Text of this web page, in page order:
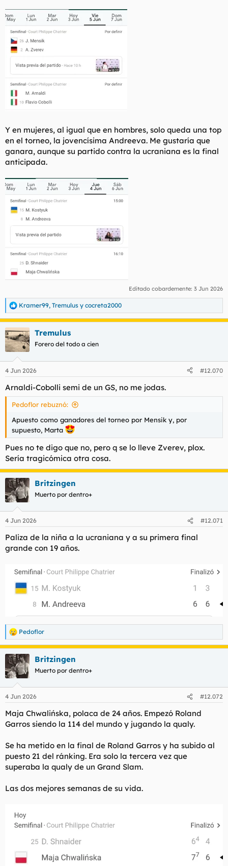
Y en mujeres, al igual que en hombres, solo queda una top
en el torneo, la jovencísima Andreeva. Me gustaría que
ganara, aunque su partido contra la ucraniana es la final
anticipada.
Editado cobardemente: 3 Jun 2026
R
e
a
c
c
i
e
:
Kramer99, Tremulus y cocreta2000
Tremulus
Forero del todo a cien
4 Jun 2026 #12.070
Arnaldi-Cobolli semi de un GS, no me jodas.
Pedoflor rebuznó:
Apuesto como ganadores del torneo por Mensik y, por
supuesto, Marta
Pues no te digo que no, pero q se lo lleve Zverev, plox.
Sería tragicómica otra cosa.
Britzingen
Muerto por dentro+
4 Jun 2026 #12.071
Paliza de la niña a la ucraniana y a su primera final
grande con 19 años.
R
e
a
c
c
i
e
:
Pedoflor
Britzingen
Muerto por dentro+
4 Jun 2026 #12.072
Maja Chwalińska, polaca de 24 años. Empezó Roland
Garros siendo la 114 del mundo y jugando la qualy.
Se ha metido en la final de Roland Garros y ha subido al
puesto 21 del ránking. Era solo la tercera vez que
superaba la qualy de un Grand Slam.
Las dos mejores semanas de su vida.